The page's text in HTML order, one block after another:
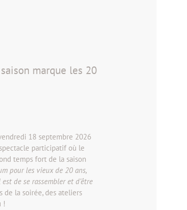
marque les 20
18 septembre 2026
participatif où le
temps fort de la saison
pour les vieux de 20 ans,
de se rassembler et d’être
de la soirée, des ateliers
!